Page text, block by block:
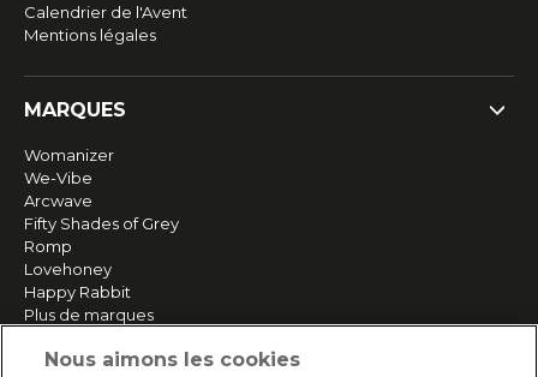
Calendrier de l'Avent
Mentions légales
MARQUES
Womanizer
We-Vibe
Arcwave
Fifty Shades of Grey
Romp
Lovehoney
Happy Rabbit
Plus de marques
Nous aimons les cookies